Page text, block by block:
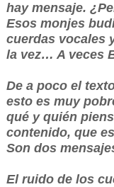
hay mensaje.
Esos monjes
cuerdas vocales
la vez… A veces
De a poco el
esto es muy
qué y quién
contenido, que
Son dos
El ruido de los